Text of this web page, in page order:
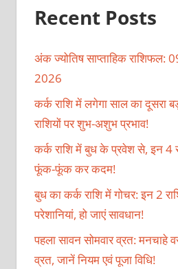
Recent Posts
अंक ज्योतिष साप्ताहिक
2026
कर्क राशि में लगेगा साल का दूसरा
राशियों पर शुभ-अशुभ प्रभाव!
कर्क राशि में बुध के प्रवेश से, इन 4
फूंक-फूंक कर कदम!
बुध का कर्क राशि में गोचर: इन 2
परेशानियां, हो जाएं सावधान!
पहला सावन सोमवार व्रत: मनचाहे
व्रत, जानें नियम एवं पूजा विधि!